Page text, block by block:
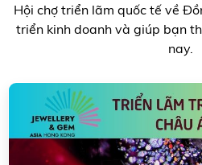
Hội chợ triển lãm quốc tế về
triển kinh doanh và giúp bạn
nay.